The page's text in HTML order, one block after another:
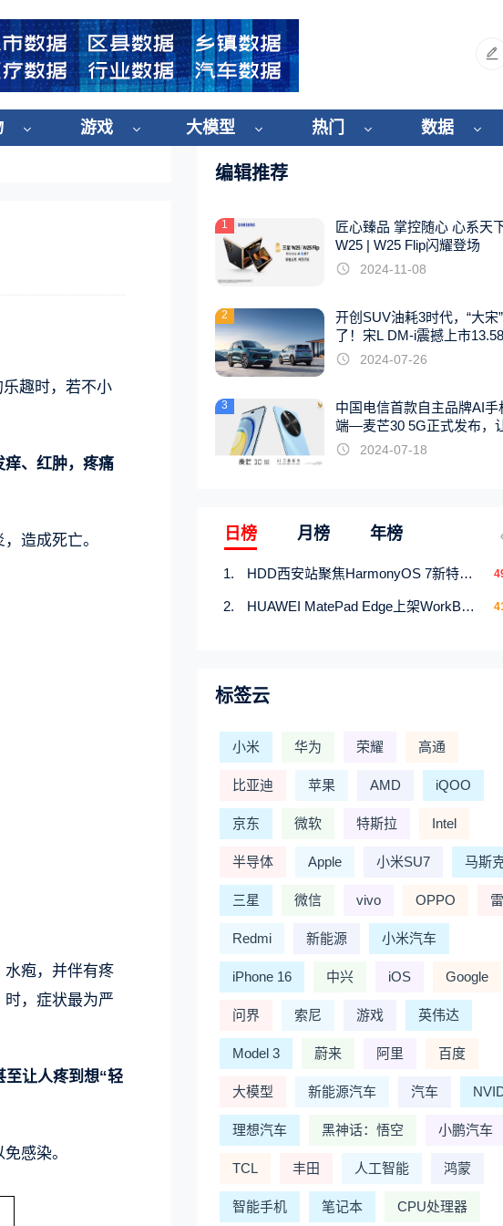
游戏 大模型 热门 数据
趣时，若不小
痒、红肿，疼痛
造成死亡。
水疱，并伴有疼
，症状最为严
至让人疼到想“轻
感染。
编辑推荐
1
匠心臻品 掌控随心 心系天
W25 | W25 Flip闪耀登场
2024-11-08
2
开创SUV油耗3时代，“大宋
了！宋L DM-i震撼上市
起
2024-07-26
3
中国电信首款自主品牌AI手
端—麦芒30 5G正式发布，
触手可及2024-07-18
日榜 月榜 年榜
HDD西安站聚焦HarmonyOS 7新特性，解锁从互联到智能的应用开发新范式
HUAWEI MatePad Edge上架WorkBuddy鸿蒙PC版，说话就能干活的AI办公搭子
标签云
小米 华为 荣耀 高通
比亚迪 苹果 AMD iQOO
京东 微软 特斯拉 Intel
半导体 Apple 小米SU7 马斯
三星 微信 vivo OPPO
Redmi 新能源 小米汽车
iPhone 16 中兴 iOS Google
问界 索尼 游戏 英伟达
Model 3 蔚来 阿里 百度
大模型 新能源汽车 汽车
理想汽车 黑神话：悟空 小鹏汽车
TCL 丰田 人工智能 鸿蒙
智能手机 笔记本 CPU处理器